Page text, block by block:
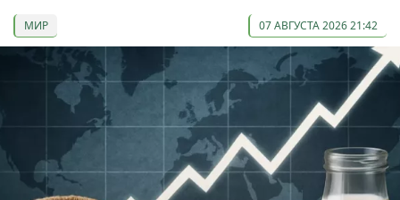
МИР 07 АВГУСТА 2026 21:42